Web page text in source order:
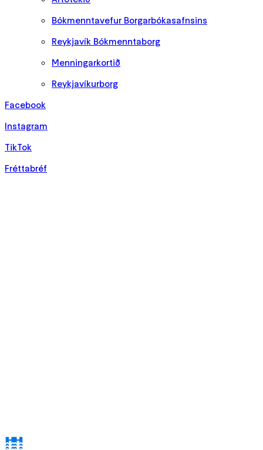
Bókmenntavefur Borgarbókasafnsins
Reykjavík Bókmenntaborg
Menningarkortið
Reykjavíkurborg
Facebook
Instagram
TikTok
Fréttabréf